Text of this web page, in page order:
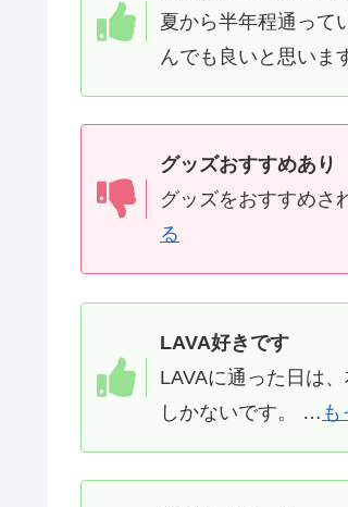
夏から半年程通って
んでも良いと思いま
グッズおすすめあり
グッズをおすすめさ
る
LAVA好きです
LAVAに通った日は
しかないです。 … も